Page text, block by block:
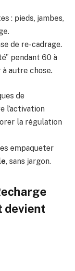
: pieds, jambes,
de re-cadrage.
pendant 60 à
autre chose.
de
l’activation
la régulation
empaqueter
, sans jargon.
devient